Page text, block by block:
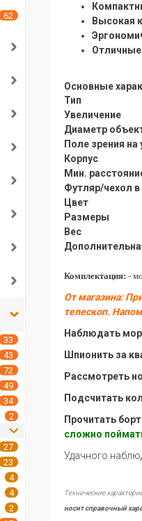
Высокая
Отличные
Основные
Тип
Увеличение
Диаметр
Поле зрения на
Корпус
Мин.
Футляр/чехол
Цвет
Размеры
Вес
Комплектация: -
От магазина:
телескоп.
Наблюдать
Шпионить за
Рассмотреть
Подсчитать
Прочитать
сложно
Удачного
Технические
носит справочный
62
33
43
72
49
34
2
27
23
4
4
2